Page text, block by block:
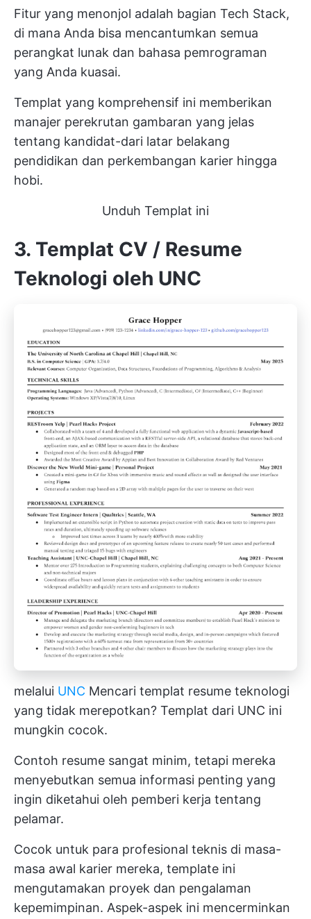
Fitur yang menonjol adalah bagian Tech Stack,
di mana Anda bisa mencantumkan semua
perangkat lunak dan bahasa pemrograman
yang Anda kuasai.
Templat yang komprehensif ini memberikan
manajer perekrutan gambaran yang jelas
tentang kandidat-dari latar belakang
pendidikan dan perkembangan karier hingga
hobi.
Unduh Templat ini
3. Templat CV / Resume
Teknologi oleh UNC
melalui UNC Mencari templat resume teknologi
yang tidak merepotkan? Templat dari UNC ini
mungkin cocok.
Contoh resume sangat minim, tetapi mereka
menyebutkan semua informasi penting yang
ingin diketahui oleh pemberi kerja tentang
pelamar.
Cocok untuk para profesional teknis di masa-
masa awal karier mereka, template ini
mengutamakan proyek dan pengalaman
kepemimpinan. Aspek-aspek ini mencerminkan